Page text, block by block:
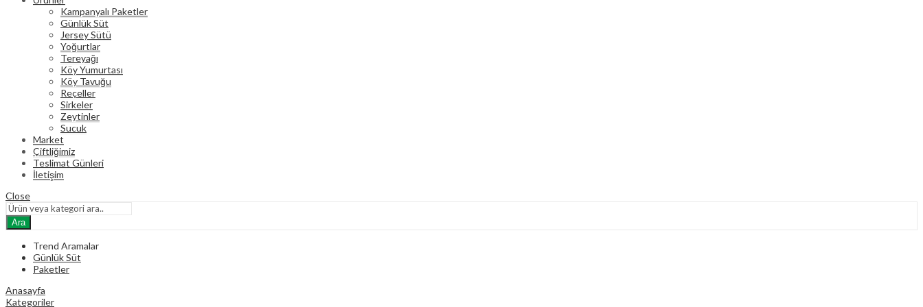
Kampanyalı Paketler
Günlük Süt
Jersey Sütü
Yoğurtlar
Tereyağı
Köy Yumurtası
Köy Tavuğu
Reçeller
Sirkeler
Zeytinler
Sucuk
Market
Çiftliğimiz
Teslimat Günleri
İletişim
Close
Ara
Trend Aramalar
Günlük Süt
Paketler
Anasayfa
Kategoriler